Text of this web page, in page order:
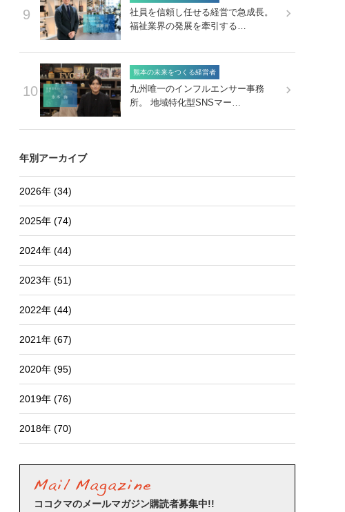
9
社員を信頼し任せる経営で急成長。
福祉業界の発展を牽引する…
10
熊本の未来をつくる経営者
九州唯一のインフルエンサー事務
所。 地域特化型SNSマー…
年別アーカイブ
2026年 (34)
2025年 (74)
2024年 (44)
2023年 (51)
2022年 (44)
2021年 (67)
2020年 (95)
2019年 (76)
2018年 (70)
ココクマのメールマガジン購読者募集中!!